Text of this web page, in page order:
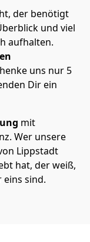
der benötigt
und viel
aufhalten.
uns nur 5
Dir ein
mit
Wer unsere
Lippstadt
hat, der weiß,
sind.